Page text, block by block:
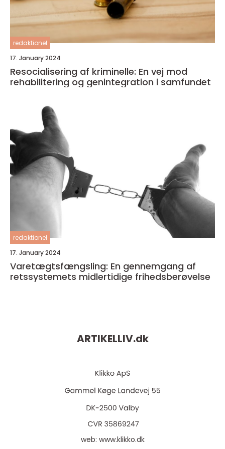
redaktionel
17. January 2024
Resocialisering af kriminelle: En vej mod
rehabilitering og genintegration i samfundet
redaktionel
17. January 2024
Varetægtsfængsling: En gennemgang af
retssystemets midlertidige frihedsberøvelse
ARTIKELLIV.dk
web: www.klikko.dk